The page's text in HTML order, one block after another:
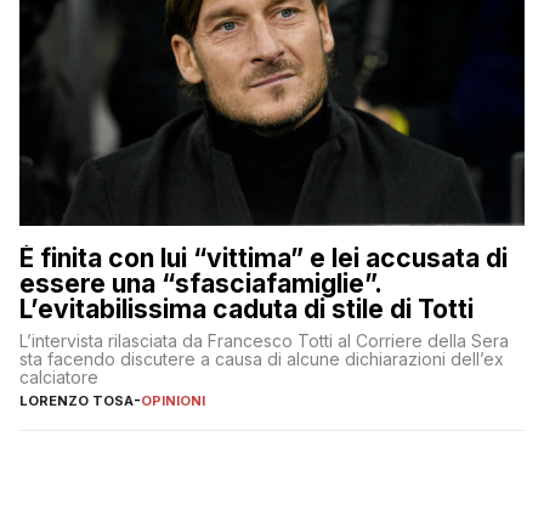
È finita con lui “vittima” e lei accusata di
essere una “sfasciafamiglie”.
L’evitabilissima caduta di stile di Totti
L’intervista rilasciata da Francesco Totti al Corriere della Sera
sta facendo discutere a causa di alcune dichiarazioni dell’ex
calciatore
LORENZO TOSA-OPINIONI